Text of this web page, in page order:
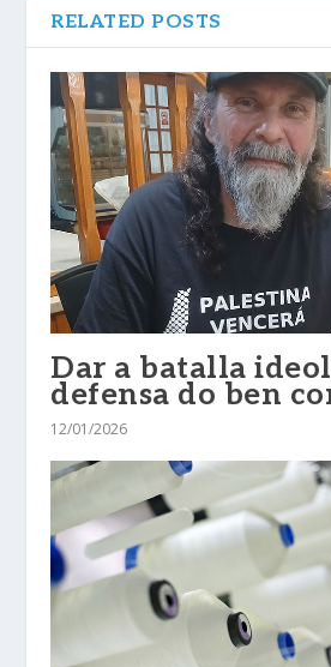
RELATED POSTS
Dar a batalla
defensa do ben
12/01/2026